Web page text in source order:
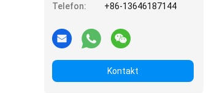
Telefon:
+86-13646187144
Kontakt